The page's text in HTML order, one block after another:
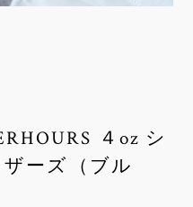
４oz シ
ーズ（ブル